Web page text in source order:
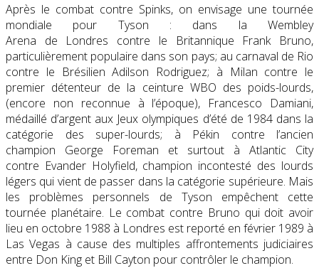
Après le combat contre Spinks, on envisage une tournée
mondiale pour Tyson : dans la Wembley
Arena de Londres contre le Britannique Frank Bruno,
particulièrement populaire dans son pays; au carnaval de Rio
contre le Brésilien Adilson Rodriguez; à Milan contre le
premier détenteur de la ceinture WBO des poids-lourds,
(encore non reconnue à l’époque), Francesco Damiani,
médaillé d’argent aux Jeux olympiques d’été de 1984 dans la
catégorie des super-lourds; à Pékin contre l’ancien
champion George Foreman et surtout à Atlantic City
contre Evander Holyfield, champion incontesté des lourds
légers qui vient de passer dans la catégorie supérieure. Mais
les problèmes personnels de Tyson empêchent cette
tournée planétaire. Le combat contre Bruno qui doit avoir
lieu en octobre 1988 à Londres est reporté en février 1989 à
Las Vegas à cause des multiples affrontements judiciaires
entre Don King et Bill Cayton pour contrôler le champion.